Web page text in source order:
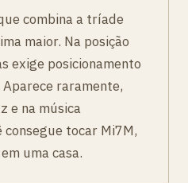
combina a tríade
maior. Na posição
exige posicionamento
raramente,
e na música
consegue tocar Mi7M,
uma casa.